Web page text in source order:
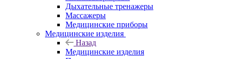
Дыхательные тренажеры
Массажеры
Медицинские приборы
Медицинские изделия
Назад
Медицинские изделия